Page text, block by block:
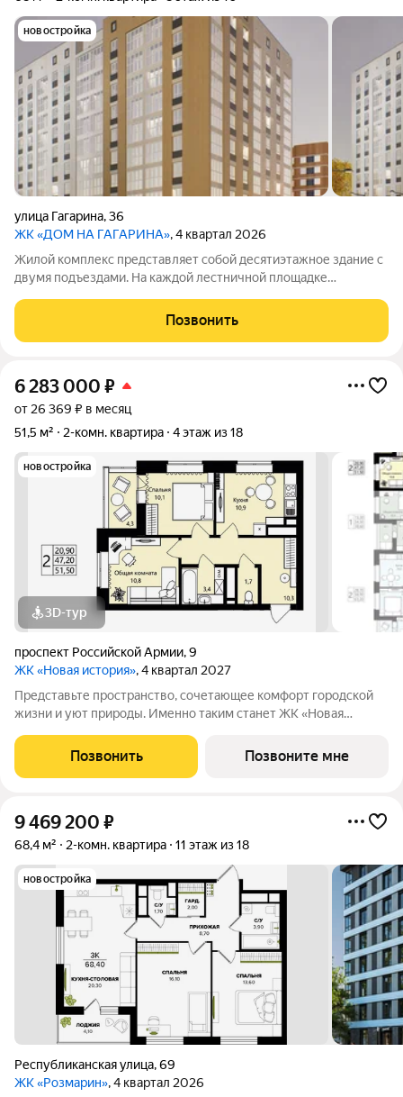
новостройка
улица Гагарина,36
ЖК «ДОМ НА ГАГАРИНА», 4 квартал 2026
Жилой комплекс представляет собой десятиэтажное здание с
двумя подъездами. На каждой лестничной площадке
стены утеплены и отделаны декоративной тонкослойной
штукатуркой с последующей окраской.
Позвонить
6 283 000 ₽
от 26 369 ₽ в месяц
51,5 м²
2-комн. квартира 4 этаж из 18
новостройка
3D-тур
проспект Российской Армии,9
ЖК «Новая история», 4 квартал 2027
Представьте пространство, сочетающее комфорт городской
жизни и уют природы. Именно таким станет ЖК «Новая
крупнейших проектов в Саранске от надежного застройщика
АО "СЗ "МИК".От центра Саранска ЖК
Позвонить Позвоните мне
9 469 200 ₽
68,4 м² 2-комн. квартира 11 этаж из 18
новостройка
Республиканская улица,69
ЖК «Розмарин», 4 квартал 2026